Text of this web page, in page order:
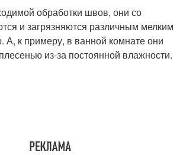
обработки швов, они со
и загрязняются различным мелким
к примеру, в ванной комнате они
из-за постоянной влажности.